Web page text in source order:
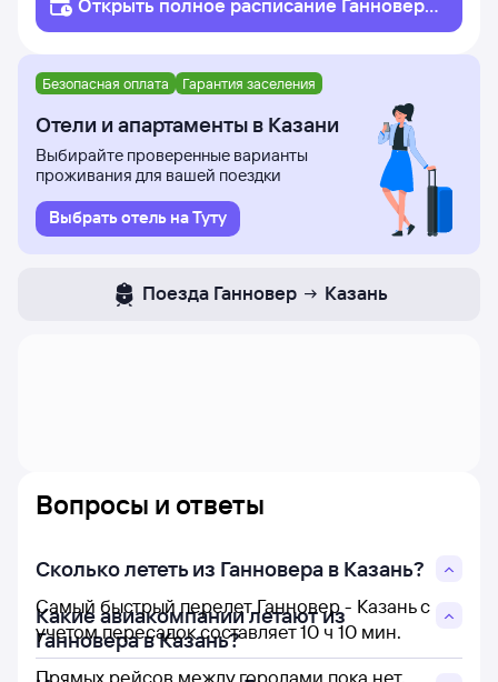
Открыть полное расписание Ганновер
Казань
Безопасная оплата Гарантия заселения
Отели и апартаменты в Казани
Выбирайте проверенные варианты
проживания для вашей поездки
Выбрать отель на Туту
Поезда Ганновер Казань
Вопросы и ответы
Сколько лететь из Ганновера в Казань?
Самый быстрый перелет Ганновер - Казань с
учетом пересадок составляет 10 ч 10 мин.
Какие авиакомпании летают из
Ганновера в Казань?
Прямых рейсов между городами пока нет.